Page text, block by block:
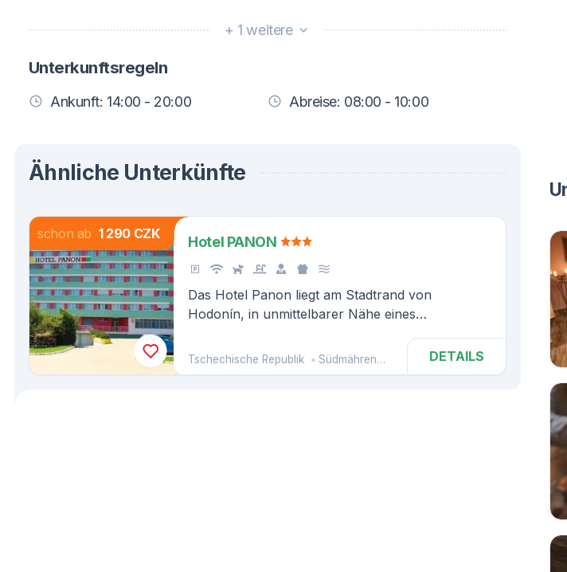
+ 1 weitere
Unterkunftsregeln
Ankunft: 14:00 - 20:00 Abreise: 08:00 - 10:00
Ähnliche Unterkünfte
schon ab 1 290 CZK Hotel PANON
Das Hotel Panon liegt am Stadtrand von
Hodonín, in unmittelbarer Nähe eines
km von der Grenze zur Slowakei entfernt.
Tschechische Republik Südmähren HodonínDETAILS